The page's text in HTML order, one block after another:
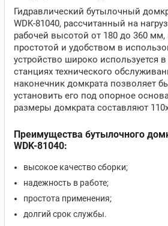
Гидравлический бутылочный
WDK-81040, рассчитанный на
рабочей высотой от 180 до 360
простотой и удобством в
устройство широко используется
станциях технического
наконечник домкрата позволяет
установить его под опорное
размеры домкрата составляют
Преимущества бутылочного
WDK-81040:
высокое качество сборки;
надежность в работе;
простота применения;
долгий срок службы.